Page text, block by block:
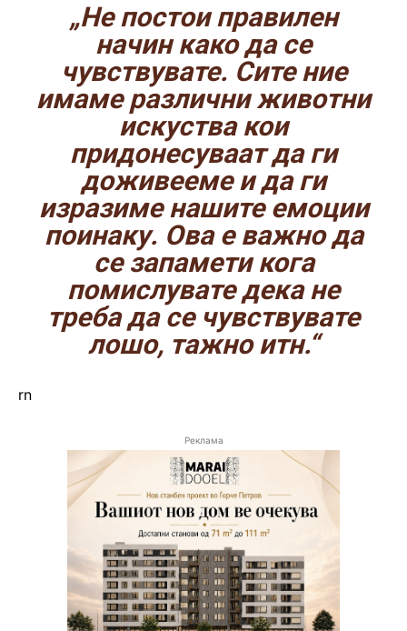
„Не постои правилен
начин како да се
чувствувате. Сите ние
имаме различни животни
искуства кои
придонесуваат да ги
доживееме и да ги
изразиме нашите емоции
поинаку. Ова е важно да
се запамети кога
помислувате дека не
треба да се чувствувате
лошо, тажно итн.“
rn
Реклама